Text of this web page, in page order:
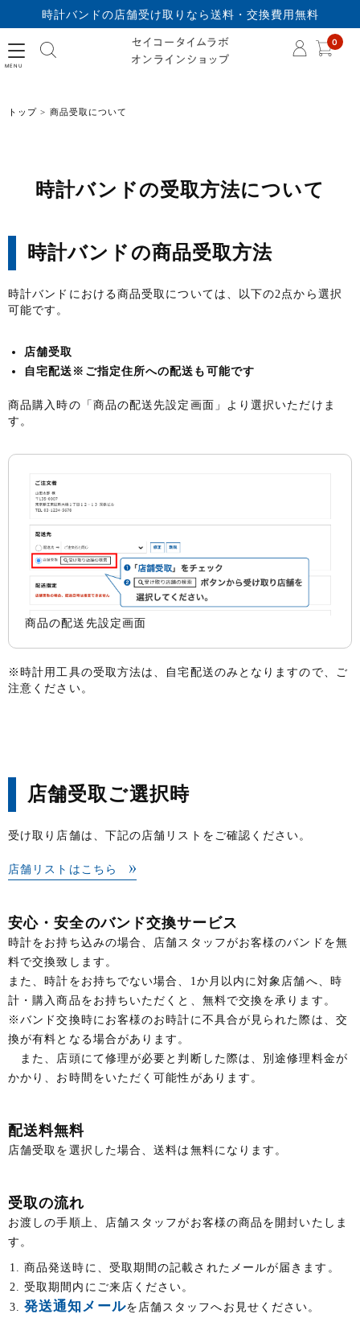
時計バンドの店舗受け取りなら送料・交換費用無料
セイコータイムラボオ
0
トップ 商品受取について
時計バンドの受取方法について
時計バンドの商品受取方法
時計バンドにおける商品受取については、以下の2点から選択
可能です。
店舗受取
自宅配送 ※ご指定住所への配送も可能です
商品購入時の「商品の配送先設定画面」より選択いただけま
す。
商品の配送先設定画面
※時計用工具の受取方法は、自宅配送のみとなりますので、ご
注意ください。
店舗受取ご選択時
受け取り店舗は、下記の店舗リストをご確認ください。
店舗リストはこちら
安心・安全のバンド交換サービス
時計をお持ち込みの場合、店舗スタッフがお客様のバンドを無
料で交換致します。
また、時計をお持ちでない場合、1か月以内に対象店舗へ、時
計・購入商品をお持ちいただくと、無料で交換を承ります。
※バンド交換時にお客様のお時計に不具合が見られた際は、交
換が有料となる場合があります。
また、店頭にて修理が必要と判断した際は、別途修理料金が
かかり、お時間をいただく可能性があります。
配送料無料
店舗受取を選択した場合、送料は無料になります。
受取の流れ
お渡しの手順上、店舗スタッフがお客様の商品を開封いたしま
す。
商品発送時に、受取期間の記載されたメールが届きます。
受取期間内にご来店ください。
発送通知メールを店舗スタッフへお見せください。